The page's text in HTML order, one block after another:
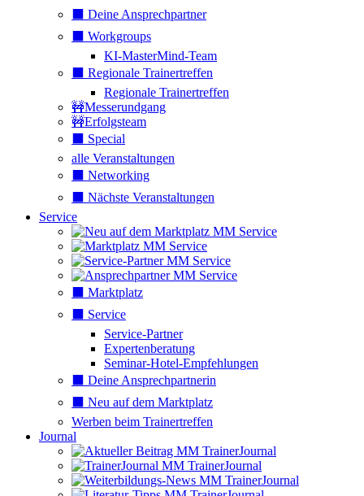
⬛️ Deine Ansprechpartner
⬛️ Workgroups
KI-MasterMind-Team
⬛️ Regionale Trainertreffen
Regionale Trainertreffen
🚧Messerundgang
🚧Erfolgsteam
⬛️ Special
alle Veranstaltungen
⬛️ Networking
⬛️ Nächste Veranstaltungen
Service
⬛️ Marktplatz
⬛️ Service
Service-Partner
Expertenberatung
Seminar-Hotel-Empfehlungen
⬛️ Deine Ansprechpartnerin
⬛️ Neu auf dem Marktplatz
Werben beim Trainertreffen
Journal